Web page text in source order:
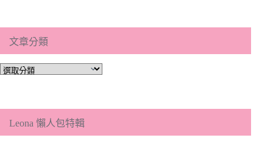
文章分類
文
類
Leona 懶人包特輯